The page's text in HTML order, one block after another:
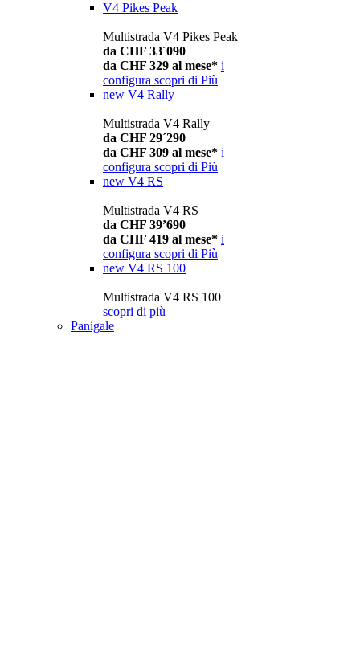
V4 Pikes Peak
Multistrada V4 Pikes Peak
da CHF 33´090
da CHF 329 al mese* i
configura scopri di Più
new V4 Rally
Multistrada V4 Rally
da CHF 29´290
da CHF 309 al mese* i
configura scopri di Più
new V4 RS
Multistrada V4 RS
da CHF 39’690
da CHF 419 al mese* i
configura scopri di Più
new V4 RS 100
Multistrada V4 RS 100
scopri di più
Panigale